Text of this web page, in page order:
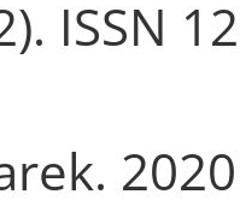
ISSN